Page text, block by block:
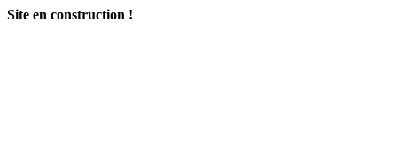
Site en construction !